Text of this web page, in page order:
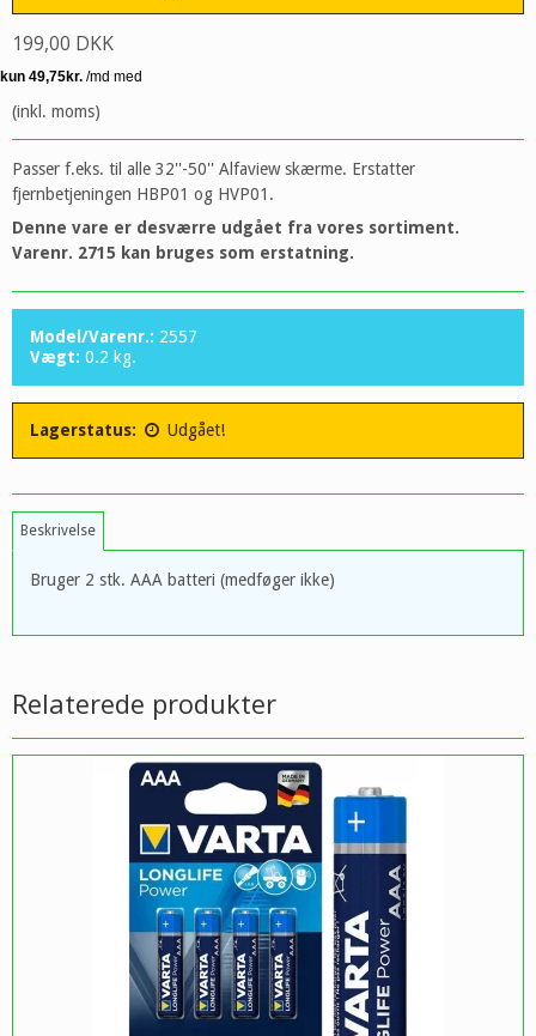
199,00 DKK
(inkl. moms)
Passer f.eks. til alle 32''-50'' Alfaview skærme. Erstatter
fjernbetjeningen HBP01 og HVP01.
Denne vare er desværre udgået fra vores sortiment.
Varenr. 2715 kan bruges som erstatning.
Model/Varenr.: 2557
Vægt: 0.2 kg.
Lagerstatus: Udgået!
Beskrivelse
Bruger 2 stk. AAA batteri (medføger ikke)
Relaterede produkter